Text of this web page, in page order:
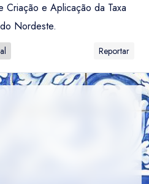
Criação e Aplicação da Taxa
Nordeste.
Reportar